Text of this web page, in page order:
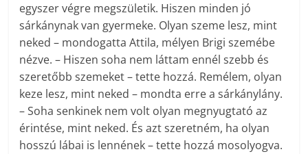
egyszer végre megszületik. Hiszen minden jó
sárkánynak van gyermeke. Olyan szeme lesz, mint
neked – mondogatta Attila, mélyen Brigi szemébe
nézve. – Hiszen soha nem láttam ennél szebb és
szeretőbb szemeket – tette hozzá. Remélem, olyan
keze lesz, mint neked – mondta erre a sárkánylány.
– Soha senkinek nem volt olyan megnyugtató az
érintése, mint neked. És azt szeretném, ha olyan
hosszú lábai is lennének – tette hozzá mosolyogva.